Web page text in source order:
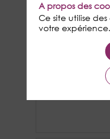
A propos des
Ce site utilise
votre expérience.